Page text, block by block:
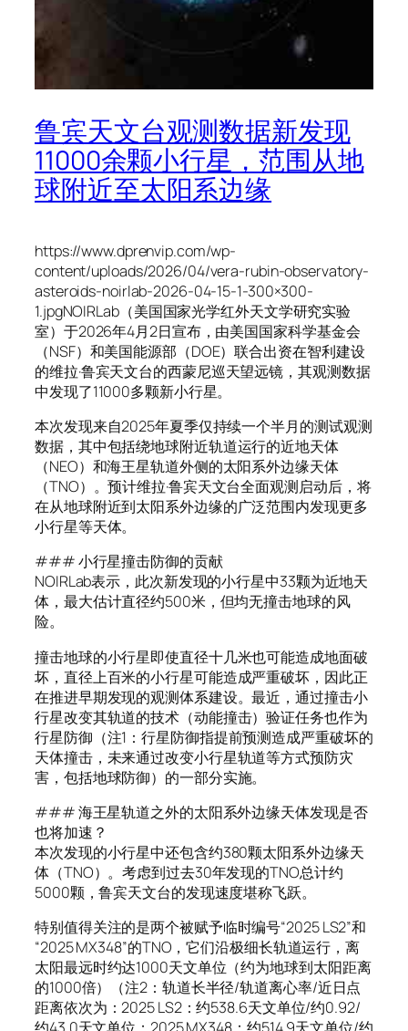
鲁宾天文台观测数据新发现
11000余颗小行星，范围从地
球附近至太阳系边缘
https://www.dprenvip.com/wp-
content/uploads/2026/04/vera-rubin-observatory-
asteroids-noirlab-2026-04-15-1-300×300-
1.jpgNOIRLab（美国国家光学红外天文学研究实验
室）于2026年4月2日宣布，由美国国家科学基金会
（NSF）和美国能源部（DOE）联合出资在智利建设
的维拉·鲁宾天文台的西蒙尼巡天望远镜，其观测数据
中发现了11000多颗新小行星。
本次发现来自2025年夏季仅持续一个半月的测试观测
数据，其中包括绕地球附近轨道运行的近地天体
（NEO）和海王星轨道外侧的太阳系外边缘天体
（TNO）。预计维拉·鲁宾天文台全面观测启动后，将
在从地球附近到太阳系外边缘的广泛范围内发现更多
小行星等天体。
### 小行星撞击防御的贡献
NOIRLab表示，此次新发现的小行星中33颗为近地天
体，最大估计直径约500米，但均无撞击地球的风
险。
撞击地球的小行星即使直径十几米也可能造成地面破
坏，直径上百米的小行星可能造成严重破坏，因此正
在推进早期发现的观测体系建设。最近，通过撞击小
行星改变其轨道的技术（动能撞击）验证任务也作为
行星防御（注1：行星防御指提前预测造成严重破坏的
天体撞击，未来通过改变小行星轨道等方式预防灾
害，包括地球防御）的一部分实施。
### 海王星轨道之外的太阳系外边缘天体发现是否
也将加速？
本次发现的小行星中还包含约380颗太阳系外边缘天
体（TNO）。考虑到过去30年发现的TNO总计约
5000颗，鲁宾天文台的发现速度堪称飞跃。
特别值得关注的是两个被赋予临时编号“2025 LS2”和
“2025 MX348”的TNO，它们沿极细长轨道运行，离
太阳最远时约达1000天文单位（约为地球到太阳距离
的1000倍）（注2：轨道长半径/轨道离心率/近日点
距离依次为：2025 LS2：约538.6天文单位/约0.92/